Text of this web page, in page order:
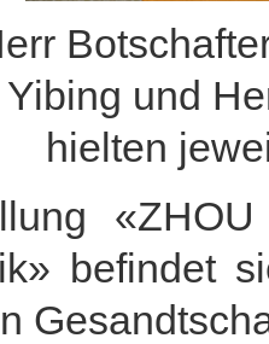
und
hielten
befindet